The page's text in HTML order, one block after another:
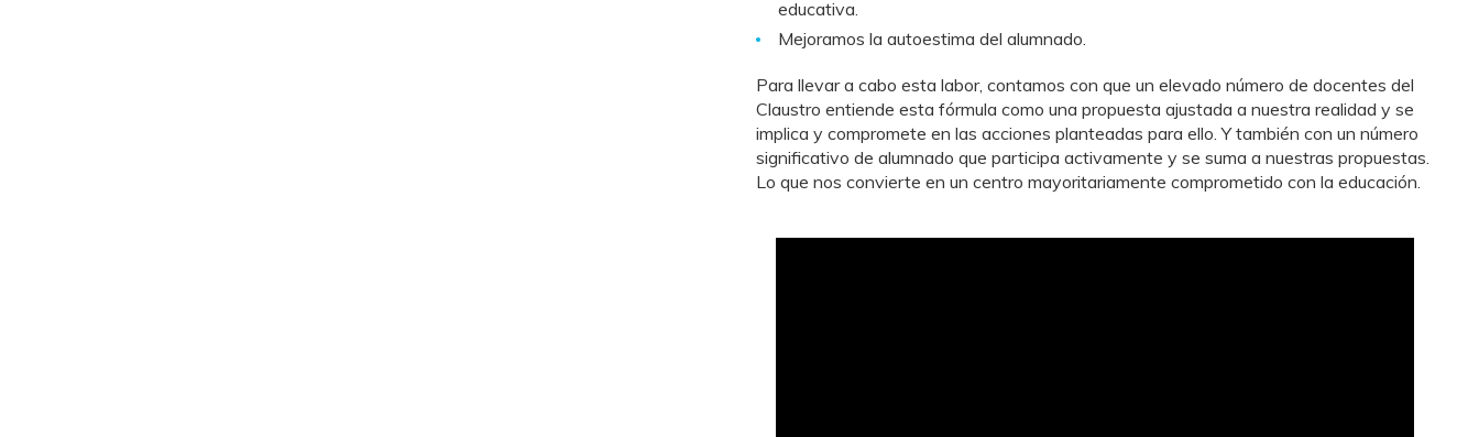
educativa.
Mejoramos la autoestima del alumnado.
Para llevar a cabo esta labor, contamos con que un elevado número de docentes del
Claustro entiende esta fórmula como una propuesta ajustada a nuestra realidad y se
implica y compromete en las acciones planteadas para ello. Y también con un número
significativo de alumnado que participa activamente y se suma a nuestras propuestas.
Lo que nos convierte en un centro mayoritariamente comprometido con la educación.